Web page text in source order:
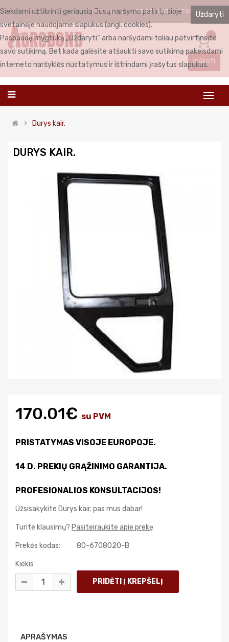
LIETUVIŲ PRISIJUNGTI REGISTRUOTIS
0
Ieškoti
Durys kair.
DURYS KAIR.
170.01€ su PVM
PRISTATYMAS VISOJE EUROPOJE.
14 D. PREKIŲ GRĄŽINIMO GARANTIJA.
PROFESIONALIOS KONSULTACIJOS!
Užsisakykite Durys kair. pas mus dabar!
Turite klausimų? Pasiteiraukite apie prekę
Prekės kodas: 80-6708020-B
Kiekis
APRAŠYMAS
Uždaryti
Siekdami užtikrinti geriausią Jūsų naršymo patirtį, šioje
svetainėje naudojame slapukus (angl. cookies).
Paspaudę mygtuką „Uždaryti“ arba naršydami toliau patvirtinsite
savo sutikimą. Bet kada galėsite atšaukti savo sutikimą pakeisdami
interneto naršyklės nustatymus ir ištrindami įrašytus slapukus.